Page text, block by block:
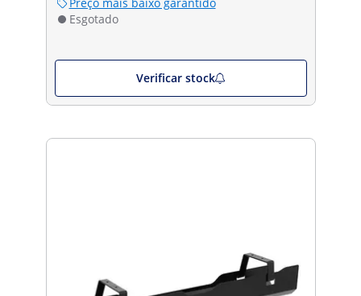
Esgotado
Verificar stock